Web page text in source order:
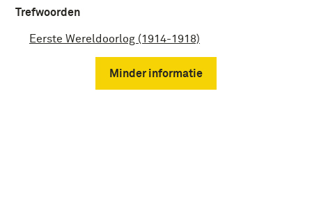
Trefwoorden
Eerste Wereldoorlog (1914-1918)
Minder informatie